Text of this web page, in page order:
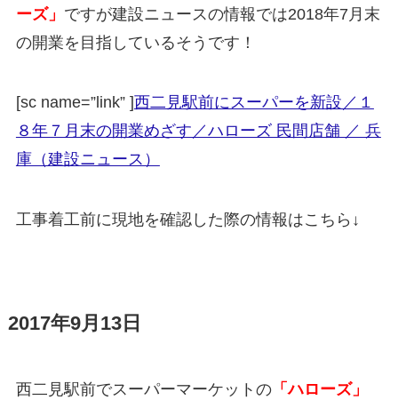
ーズ」 ですが建設ニュースの情報では2018年7月末
の開業を目指しているそうです！
[sc name=”link” ]西二見駅前にスーパーを新設／１
８年７月末の開業めざす／ハローズ 民間店舗 ／ 兵
庫（建設ニュース）
工事着工前に現地を確認した際の情報はこちら↓
2017年9月13日
西二見駅前でスーパーマーケットの「ハローズ」